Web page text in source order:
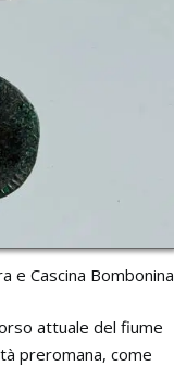
e Cascina Bombonina
attuale del fiume
preromana, come